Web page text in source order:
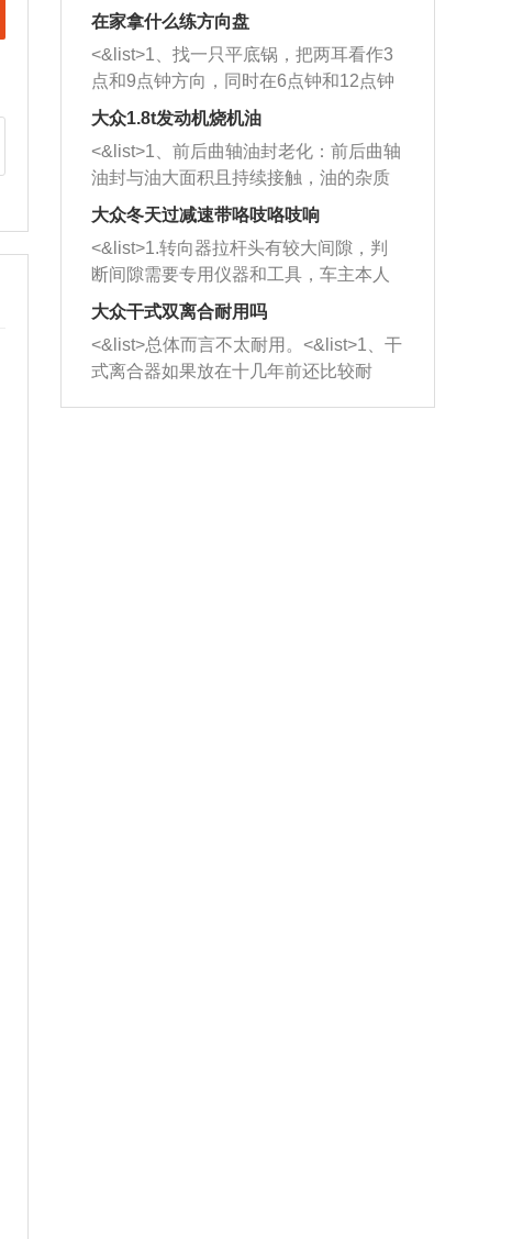
者是细棍，直接将杂物给取出来，如果
堵塞情况比较严重，也可以采取应急措
施。 <&list>2、直接利用木棍将所有的
杂物推到排气管里面的位置处，然后将
三元催化器拆解开，就可以将堵塞的东
西取出来。但如果是因为积碳过多引起
的堵塞，就需要将三元催化器泡在草酸
洗剂对堵塞的情况得到解决，将清洗剂
放在燃油箱中，与燃油混合后，车辆启
动时，就可以和汽油一起进入到燃烧
室，最后形成废气排出，就可以让三元
催化器得到清洗，排气管堵塞的情况就
能够得到解决。
在家拿什么练方向盘
<&list>1、找一只平底锅，把两耳看作3
点和9点钟方向，同时在6点钟和12点钟
方向做一个标记。 <&list>2、双手握住
一圈半的练习，往右同样也要打相同的
圈数。 <&list>3、最后强调要反复练
习，这样就可以形成肌肉记忆，在真实
驾驶车辆时，不需要记忆也能打好方
向。
大众1.8t发动机烧机油
<&list>1、前后曲轴油封老化：前后曲轴
油封与油大面积且持续接触，油的杂质
和发动机内持续温度变化使其密封效果
逐渐减弱，导致渗油或漏油。<&list>2、
活塞间隙过大：积碳会使活塞环与缸体
的间隙扩大，导致机油流入燃烧室中，
造成烧机油。<&list>3、机油粘度。使用
机油粘度过小的话，同样会有烧机油现
象，机油粘度过小具有很好的流动性，
大众冬天过减速带咯吱咯吱响
<&list>1.转向器拉杆头有较大间隙，判
断间隙需要专用仪器和工具，车主本人
无法制作，需要将车辆送到修理厂或4s
店；<&list>2.车辆半轴套管防尘罩破
裂，破裂后会出现漏油现象，使半轴磨
损严重，磨损的半轴容易损坏，产生异
响；<&list>3.稳定器的转向胶套和球头
大众干式双离合耐用吗
<&list>总体而言不太耐用。<&list>1、干
式离合器如果放在十几年前还比较耐